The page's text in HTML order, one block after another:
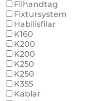
Filhandtag
Fixtursystem
Habilisfilar
K160
K200
K200
K250
K250
K355
Kablar